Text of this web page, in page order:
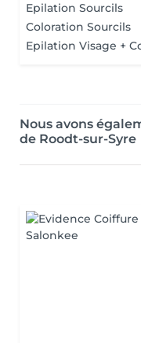
Epilation Sourcils
Coloration Sourcils
Epilation Visage +
Nous avons
de Roodt-sur-Syre